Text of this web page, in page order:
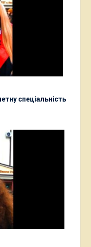
спеціальність